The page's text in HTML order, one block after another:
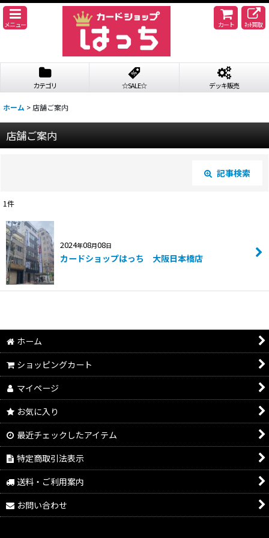
メニュー カート ﾈｯﾄ買取
カテゴリ ☆SALE☆ デッキ販売
ホーム > 店舗ご案内
店舗ご案内
記事検索
キーワード
カテゴリ:
絞り込む
1件
2024年08月08日
カードショップはっち 大阪日本橋店
ホーム
ショッピングカート
マイページ
お気に入り
最近チェックしたアイテム
特定商取引法表示
送料・ご利用案内
お問い合わせ